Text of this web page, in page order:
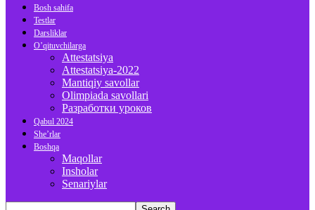
Bosh sahifa
Testlar
Darsliklar
O’qituvchilarga
Attestatsiya
Attestatsiya-2022
Mantiqiy savollar
Olimpiada savollari
Разработки уроков
Qabul 2024
She’rlar
Boshqa
Maqollar
Insholar
Senariylar